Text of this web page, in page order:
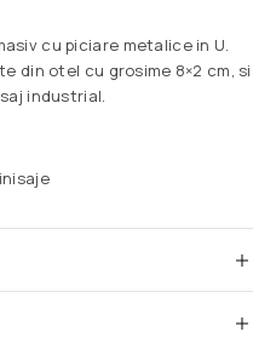
cu piciare metalice in U.
din otel cu grosime 8×2 cm, si
industrial.